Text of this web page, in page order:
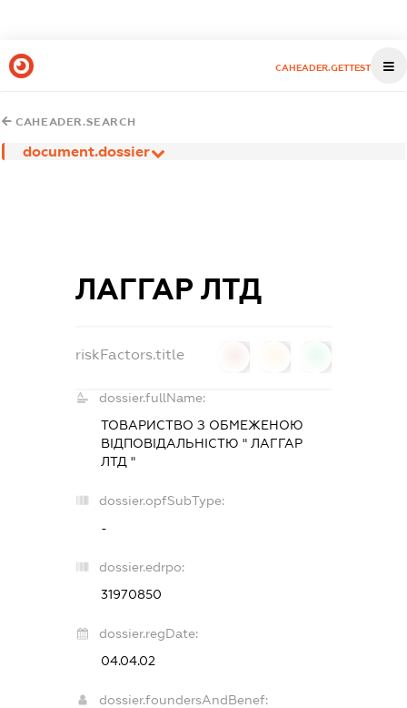
CAHEADER.GETTEST
CAHEADER.SEARCH
document.dossier
ЛАГГАР ЛТД
riskFactors.title
dossier.fullName:
ТОВАРИСТВО З ОБМЕЖЕНОЮ
ВІДПОВІДАЛЬНІСТЮ " ЛАГГАР
ЛТД "
dossier.opfSubType:
-
dossier.edrpo:
31970850
dossier.regDate:
04.04.02
dossier.foundersAndBenef: